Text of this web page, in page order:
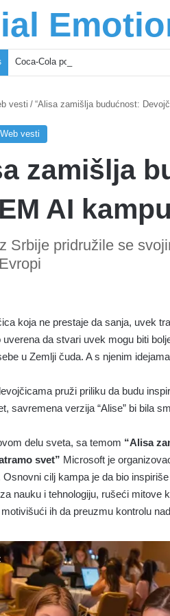
Coca-Cola podrška mladima i Excel
vesti / “Alisa zamišlja budućnost:
Web vesti
zamišlja
AI
Srbije pridružile se
koja ne prestaje da sanja, uvek
uverena da stvari uvek mogu biti
u Zemlji čuda. A s njenim
pruži priliku da budu
savremena verzija “Alise” bi bila
delu sveta, sa temom “Alisa
svet” Microsoft je
Osnovni cilj kampa je da bio
nauku i tehnologiju, rušeći mitove
ih da preuzmu kontrolu